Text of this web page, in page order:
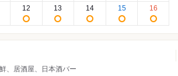
12 13 14 15 16
、居酒屋、日本酒バー